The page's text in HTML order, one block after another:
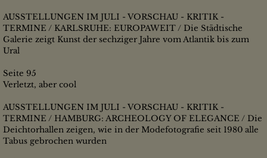
AUSSTELLUNGEN IM JULI - VORSCHAU - KRITIK -
TERMINE / KARLSRUHE: EUROPAWEIT / Die Städtische
Galerie zeigt Kunst der sechziger Jahre vom Atlantik bis zum
Ural
Seite 95
Verletzt, aber cool
AUSSTELLUNGEN IM JULI - VORSCHAU - KRITIK -
TERMINE / HAMBURG: ARCHEOLOGY OF ELEGANCE / Die
Deichtorhallen zeigen, wie in der Modefotografie seit 1980 alle
Tabus gebrochen wurden